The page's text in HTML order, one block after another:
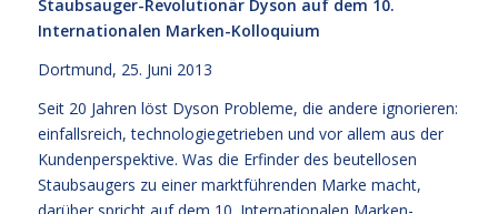
Staubsauger-Revolutionär Dyson auf dem 10.
Internationalen Marken-Kolloquium
Dortmund, 25. Juni 2013
Seit 20 Jahren löst Dyson Probleme, die andere ignorieren:
einfallsreich, technologiegetrieben und vor allem aus der
Kundenperspektive. Was die Erfinder des beutellosen
Staubsaugers zu einer marktführenden Marke macht,
darüber spricht auf dem 10. Internationalen Marken-